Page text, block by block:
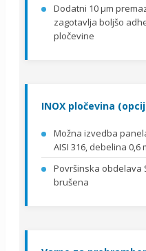
Dodatni 10 μm
zagotavlja boljšo
pločevine
INOX pločevina
Možna izvedba
AISI 316, debelina 0,6
Površinska obdelava
brušena